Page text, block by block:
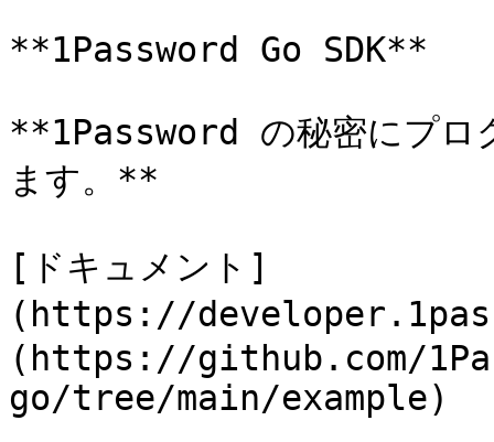
**1Password Go SDK**
**1Password の秘密にプロ
ます。**
[ドキュメント]
(https://
(https://github.com/
go/tree/main/example)